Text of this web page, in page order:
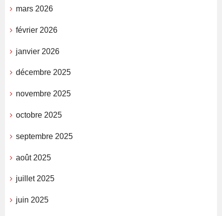
mars 2026
février 2026
janvier 2026
décembre 2025
novembre 2025
octobre 2025
septembre 2025
août 2025
juillet 2025
juin 2025